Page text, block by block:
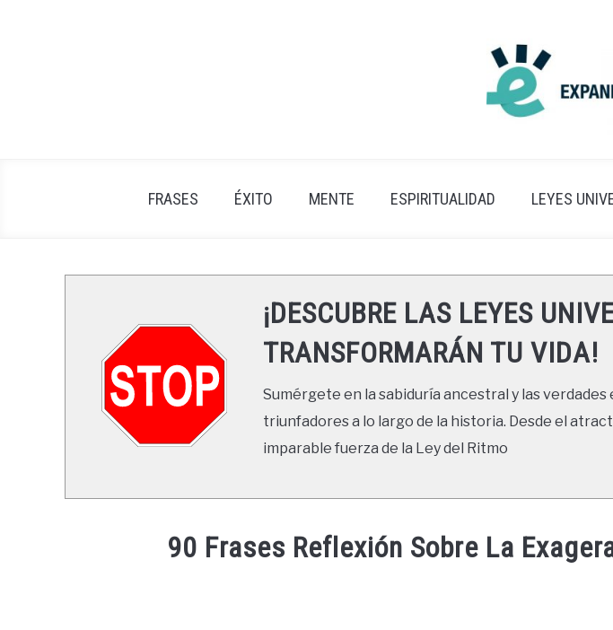
FRASES ÉXITO MENTE ESPIRITUALIDAD LEYES
¡DESCUBRE LAS LEYES
TRANSFORMARÁN TU VIDA!
Sumérgete en la sabiduría ancestral y las
triunfadores a lo largo de la historia. Desde el
imparable fuerza de la Ley del Ritmo
90 Frases Reflexión Sobre La